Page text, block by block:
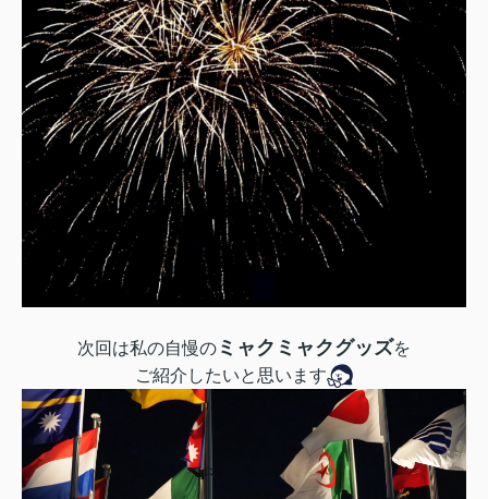
次回は私の自慢の ミャクミャクグッズを
ご紹介したいと思います